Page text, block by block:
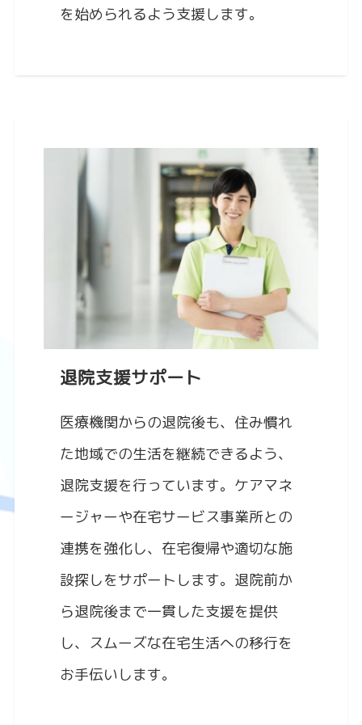
を始められるよう支援します。
退院支援サポート
医療機関からの退院後も、住み慣れ
た地域での生活を継続できるよう、
退院支援を行っています。ケアマネ
ージャーや在宅サービス事業所との
連携を強化し、在宅復帰や適切な施
設探しをサポートします。退院前か
ら退院後まで一貫した支援を提供
し、スムーズな在宅生活への移行を
お手伝いします。